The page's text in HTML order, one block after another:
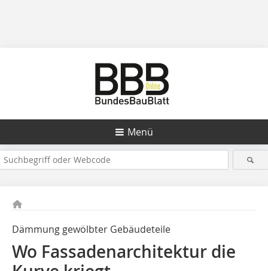
Menü
Dämmung gewölbter Gebäudeteile
Wo Fassadenarchitektur die